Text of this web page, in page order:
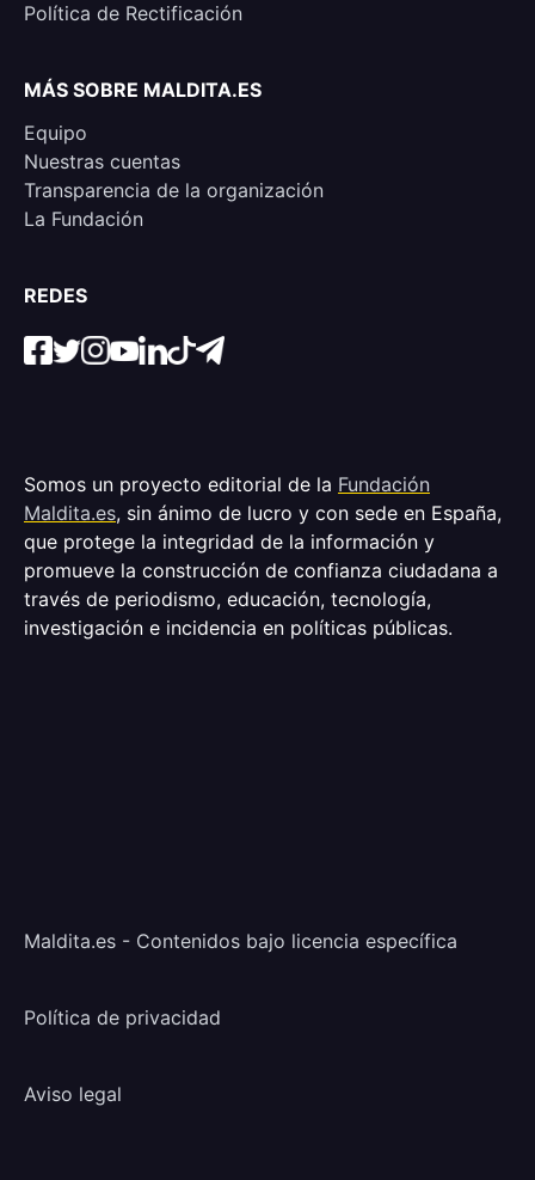
Política de Rectificación
MÁS SOBRE MALDITA.ES
Equipo
Nuestras cuentas
Transparencia de la organización
La Fundación
REDES
Somos un proyecto editorial de la Fundación
Maldita.es, sin ánimo de lucro y con sede en España,
que protege la integridad de la información y
promueve la construcción de confianza ciudadana a
través de periodismo, educación, tecnología,
investigación e incidencia en políticas públicas.
Maldita.es - Contenidos bajo licencia específica
Política de privacidad
Aviso legal